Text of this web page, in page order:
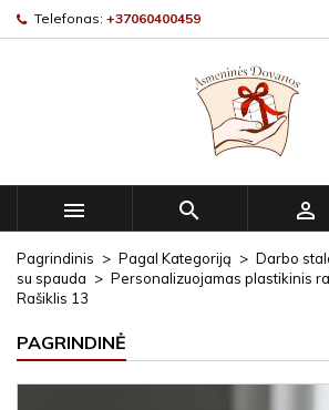
Telefonas: +37060400459
  
Pagrindinis Pagal Kategoriją Darbo
su spauda
Personalizuojamas plastikinis
Rašiklis 13
PAGRINDINĖ